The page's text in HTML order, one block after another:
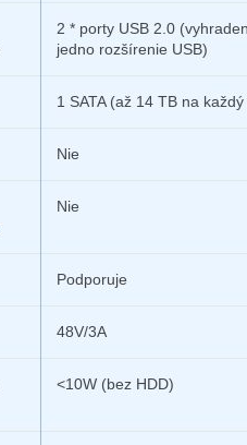
2 * porty USB 2.0
jedno rozšírenie USB)
1 SATA (až 14 TB na
Nie
Nie
Podporuje
48V/3A
<10W (bez HDD)